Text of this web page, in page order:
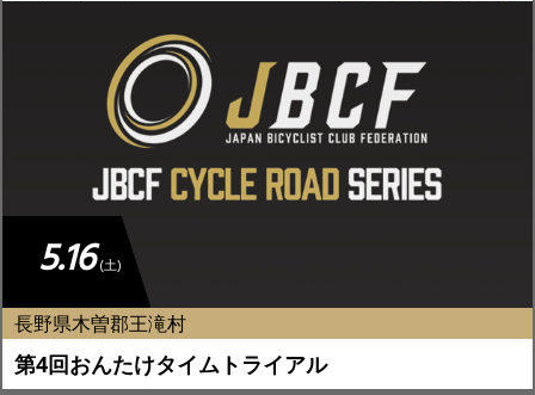
5.16 (土)
長野県木曽郡王滝村
第4回おんたけタイムトライアル